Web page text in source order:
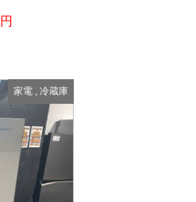
円
家電 ,冷蔵庫